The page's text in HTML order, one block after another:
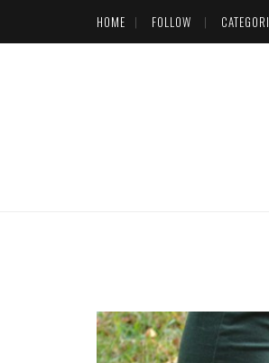
HOME FOLLOW